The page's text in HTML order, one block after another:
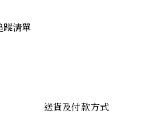
蹤清單
送貨及付款方式